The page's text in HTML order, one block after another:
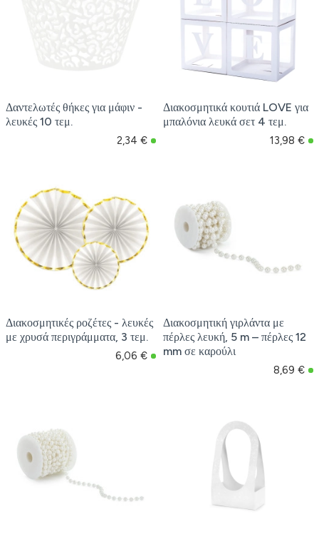
Δαντελωτές θήκες για μάφιν -
λευκές 10 τεμ.
2,34 €
Διακοσμητικά κουτιά LOVE για
μπαλόνια λευκά σετ 4 τεμ.
13,98 €
Διακοσμητικές ροζέτες - λευκές
με χρυσά περιγράμματα, 3 τεμ.
6,06 €
Διακοσμητική γιρλάντα με
πέρλες λευκή, 5 m – πέρλες 12
mm σε καρούλι
8,69 €